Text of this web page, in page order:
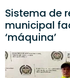
Sistema de
municipal
‘máquina’